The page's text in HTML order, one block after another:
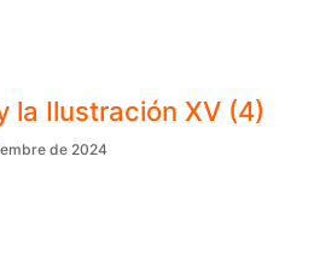
la Ilustración XV (4)
de 2024